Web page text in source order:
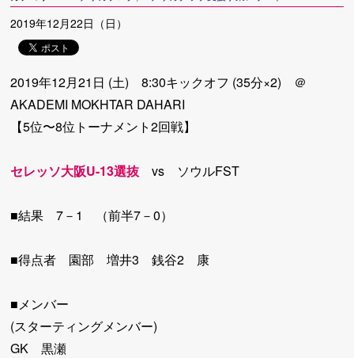
2019年12月22日（日）
2019年12月21日 (土) 8:30キックオフ (35分×2) ＠
AKADEMI MOKHTAR DAHARI
【5位〜8位トーナメント2回戦】
セレッソ大阪U-13選抜 vs ソウルFST
■結果 7－1 （前半7－0）
■得点者 園部 増井3 銭谷2 康
■メンバー
(スターティングメンバー)
GK 黒瀬